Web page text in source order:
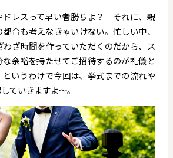
ドレスって早い者勝ちよ？ それに、親
合も考えなきゃいけない。忙しい中、
ざ時間を作っていただくのだから、ス
余裕を持たせてご招待するのが礼儀と
いうわけで今回は、挙式までの流れや
ていきますよ～。